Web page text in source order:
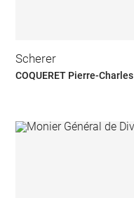
Scherer
COQUERET Pierre-Charles